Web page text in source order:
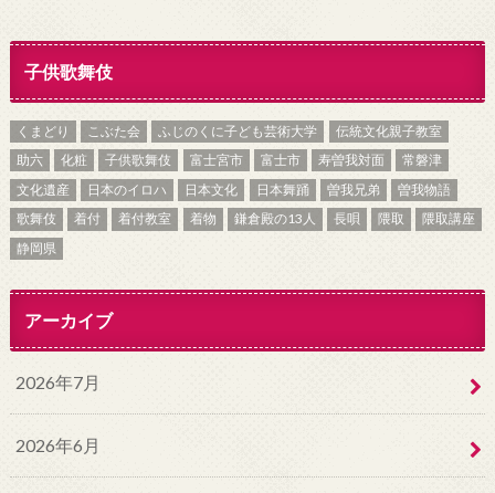
子供歌舞伎
くまどり こぶた会 ふじのくに子ども芸術大学
伝統文化親子教室
助六
化粧 子供歌舞伎 富士宮市 富士市 寿曽我対面
常磐津
文化遺産
日本のイロハ 日本文化 日本舞踊 曽我兄弟
曽我物語
歌舞伎
着付 着付教室 着物 鎌倉殿の13人 長唄 隈取
隈取講座
静岡県
アーカイブ
2026年7月
2026年6月